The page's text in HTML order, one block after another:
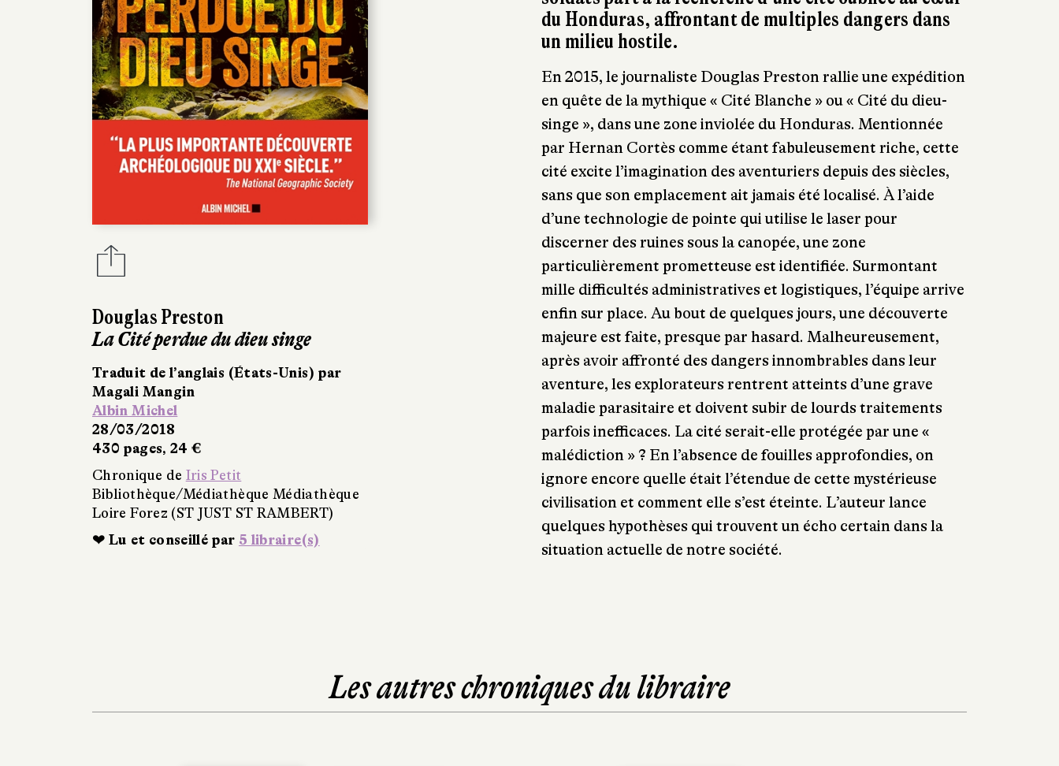
Douglas Preston
La Cité perdue du dieu singe
Traduit de l’anglais (États-Unis) par
Magali Mangin
Albin Michel
28/03/2018
430 pages, 24 €
Chronique de Iris Petit
Bibliothèque/Médiathèque Médiathèque
Loire Forez (ST JUST ST RAMBERT)
❤ Lu et conseillé par 5 libraire(s)
du Honduras, affrontant de multiples dangers dans
un milieu hostile.
En 2015, le journaliste Douglas Preston rallie une expédition
en quête de la mythique « Cité Blanche » ou « Cité du dieu-
singe », dans une zone inviolée du Honduras. Mentionnée
par Hernan Cortès comme étant fabuleusement riche, cette
cité excite l’imagination des aventuriers depuis des siècles,
sans que son emplacement ait jamais été localisé. À l’aide
d’une technologie de pointe qui utilise le laser pour
discerner des ruines sous la canopée, une zone
particulièrement prometteuse est identifiée. Surmontant
mille difficultés administratives et logistiques, l’équipe arrive
enfin sur place. Au bout de quelques jours, une découverte
majeure est faite, presque par hasard. Malheureusement,
après avoir affronté des dangers innombrables dans leur
aventure, les explorateurs rentrent atteints d’une grave
maladie parasitaire et doivent subir de lourds traitements
parfois inefficaces. La cité serait-elle protégée par une «
malédiction » ? En l’absence de fouilles approfondies, on
ignore encore quelle était l’étendue de cette mystérieuse
civilisation et comment elle s’est éteinte. L’auteur lance
quelques hypothèses qui trouvent un écho certain dans la
situation actuelle de notre société.
Les autres chroniques du libraire